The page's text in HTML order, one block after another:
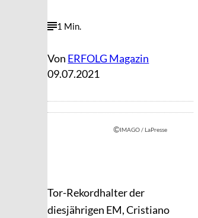
1 Min.
Von ERFOLG Magazin
09.07.2021
©IMAGO / LaPresse
Tor-Rekordhalter der
diesjährigen EM, Cristiano